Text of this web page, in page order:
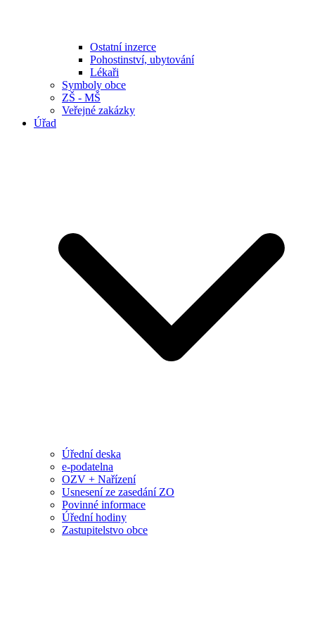
Ostatní inzerce
Pohostinství, ubytování
Lékaři
Symboly obce
ZŠ - MŠ
Veřejné zakázky
Úřad
Úřední deska
e-podatelna
OZV + Nařízení
Usnesení ze zasedání ZO
Povinné informace
Úřední hodiny
Zastupitelstvo obce